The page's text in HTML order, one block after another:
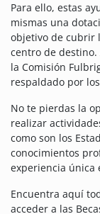
Para ello, estas
mismas una
objetivo de cubrir
centro de destino.
la Comisión
respaldado por
No te pierdas la
realizar
como son los
conocimientos
experiencia única
Encuentra aquí
acceder a las